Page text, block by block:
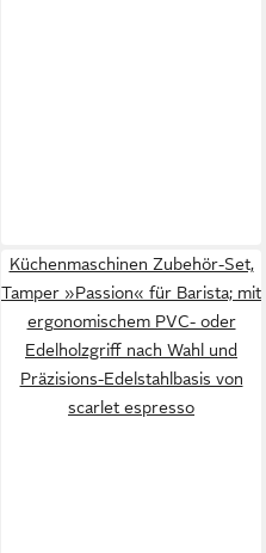
Küchenmaschinen Zubehör-Set,
Tamper »Passion« für Barista; mit
ergonomischem PVC- oder
Edelholzgriff nach Wahl und
Präzisions-Edelstahlbasis von
scarlet espresso